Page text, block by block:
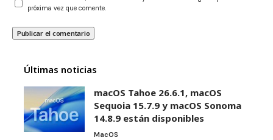
próxima vez que comente.
Últimas noticias
macOS Tahoe 26.6.1, macOS
Sequoia 15.7.9 y macOS Sonoma
14.8.9 están disponibles
MacOS